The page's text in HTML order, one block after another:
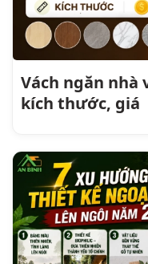
Vách ngăn nhà
kích thước, giá